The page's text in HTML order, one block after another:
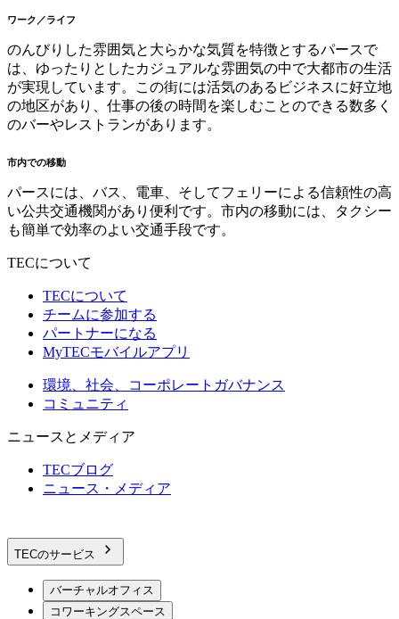
ワーク／ライフ
のんびりした雰囲気と大らかな気質を特徴とするパースで
は、ゆったりとしたカジュアルな雰囲気の中で大都市の生活
が実現しています。この街には活気のあるビジネスに好立地
の地区があり、仕事の後の時間を楽しむことのできる数多く
のバーやレストランがあります。
市内での移動
パースには、バス、電車、そしてフェリーによる信頼性の高
い公共交通機関があり便利です。市内の移動には、タクシー
も簡単で効率のよい交通手段です。
TECについて
TECについて
チームに参加する
パートナーになる
MyTECモバイルアプリ
環境、社会、コーポレートガバナンス
コミュニティ
ニュースとメディア
TECブログ
ニュース・メディア
TECのサービス
バーチャルオフィス
コワーキングスペース